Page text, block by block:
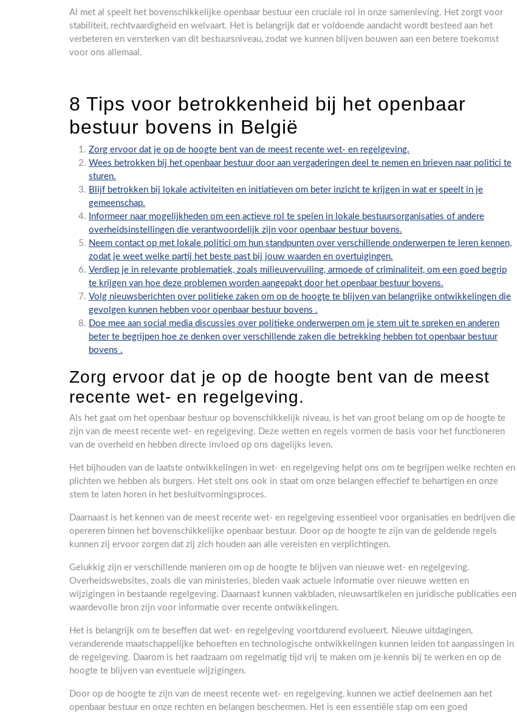
Al met al speelt het bovenschikkelijke openbaar bestuur een cruciale rol in onze samenleving. Het zorgt voor
stabiliteit, rechtvaardigheid en welvaart. Het is belangrijk dat er voldoende aandacht wordt besteed aan het
verbeteren en versterken van dit bestuursniveau, zodat we kunnen blijven bouwen aan een betere toekomst
voor ons allemaal.
8 Tips voor betrokkenheid bij het openbaar
bestuur bovens in België
Zorg ervoor dat je op de hoogte bent van de meest recente wet- en regelgeving.
Wees betrokken bij het openbaar bestuur door aan vergaderingen deel te nemen en brieven naar politici te
sturen.
Blijf betrokken bij lokale activiteiten en initiatieven om beter inzicht te krijgen in wat er speelt in je
gemeenschap.
Informeer naar mogelijkheden om een actieve rol te spelen in lokale bestuursorganisaties of andere
overheidsinstellingen die verantwoordelijk zijn voor openbaar bestuur bovens.
Neem contact op met lokale politici om hun standpunten over verschillende onderwerpen te leren kennen,
zodat je weet welke partij het beste past bij jouw waarden en overtuigingen.
Verdiep je in relevante problematiek, zoals milieuvervuiling, armoede of criminaliteit, om een goed begrip
te krijgen van hoe deze problemen worden aangepakt door het openbaar bestuur bovens.
Volg nieuwsberichten over politieke zaken om op de hoogte te blijven van belangrijke ontwikkelingen die
gevolgen kunnen hebben voor openbaar bestuur bovens .
Doe mee aan social media discussies over politieke onderwerpen om je stem uit te spreken en anderen
beter te begrijpen hoe ze denken over verschillende zaken die betrekking hebben tot openbaar bestuur
bovens .
Zorg ervoor dat je op de hoogte bent van de meest
recente wet- en regelgeving.
Als het gaat om het openbaar bestuur op bovenschikkelijk niveau, is het van groot belang om op de hoogte te
zijn van de meest recente wet- en regelgeving. Deze wetten en regels vormen de basis voor het functioneren
van de overheid en hebben directe invloed op ons dagelijks leven.
Het bijhouden van de laatste ontwikkelingen in wet- en regelgeving helpt ons om te begrijpen welke rechten en
plichten we hebben als burgers. Het stelt ons ook in staat om onze belangen effectief te behartigen en onze
stem te laten horen in het besluitvormingsproces.
Daarnaast is het kennen van de meest recente wet- en regelgeving essentieel voor organisaties en bedrijven die
opereren binnen het bovenschikkelijke openbaar bestuur. Door op de hoogte te zijn van de geldende regels
kunnen zij ervoor zorgen dat zij zich houden aan alle vereisten en verplichtingen.
Gelukkig zijn er verschillende manieren om op de hoogte te blijven van nieuwe wet- en regelgeving.
Overheidswebsites, zoals die van ministeries, bieden vaak actuele informatie over nieuwe wetten en
wijzigingen in bestaande regelgeving. Daarnaast kunnen vakbladen, nieuwsartikelen en juridische publicaties een
waardevolle bron zijn voor informatie over recente ontwikkelingen.
Het is belangrijk om te beseffen dat wet- en regelgeving voortdurend evolueert. Nieuwe uitdagingen,
veranderende maatschappelijke behoeften en technologische ontwikkelingen kunnen leiden tot aanpassingen in
de regelgeving. Daarom is het raadzaam om regelmatig tijd vrij te maken om je kennis bij te werken en op de
hoogte te blijven van eventuele wijzigingen.
Door op de hoogte te zijn van de meest recente wet- en regelgeving, kunnen we actief deelnemen aan het
openbaar bestuur en onze rechten en belangen beschermen. Het is een essentiële stap om een goed